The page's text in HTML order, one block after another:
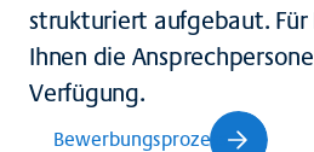
strukturiert aufgebaut. Für
Ihnen die
Verfügung.
Bewerbungsprozess